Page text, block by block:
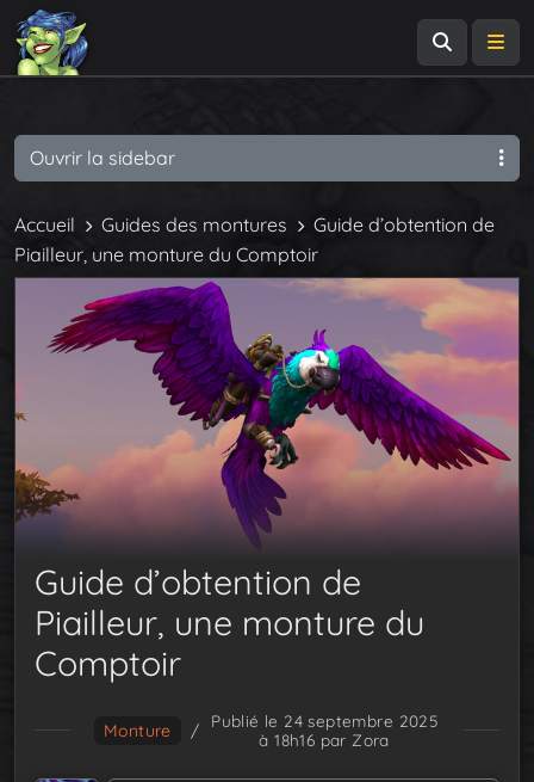
Accueil Guides des montures
Guide d’obtention de
Piailleur, une monture du Comptoir
Guide d’obtention de
Piailleur, une monture du
Comptoir
Monture /
Publié le 24 septembre 2025
à 18h16 par Zora
Ouvrir la sidebar